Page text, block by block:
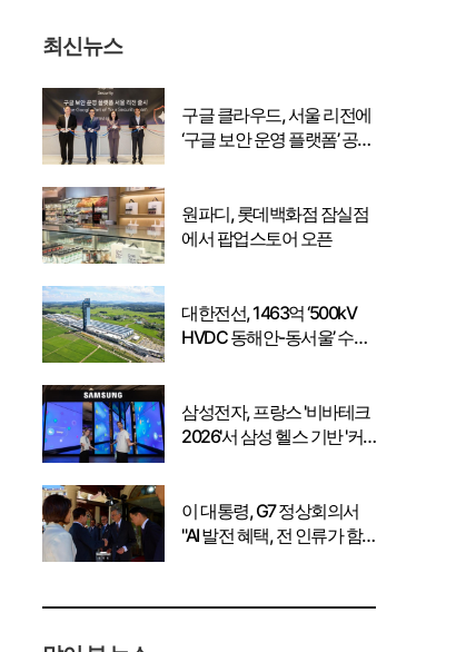
최신뉴스
구글 클라우드, 서울 리전에
‘구글 보안 운영 플랫폼’ 공식
원파디, 롯데백화점 잠실점
에서 팝업스토어 오픈
대한전선, 1463억 ‘500kV
HVDC 동해안-동서울’ 수
삼성전자, 프랑스 '비바테크
2026'서 삼성 헬스 기반 '커
이 대통령, G7 정상회의서
"AI 발전 혜택, 전 인류가 함